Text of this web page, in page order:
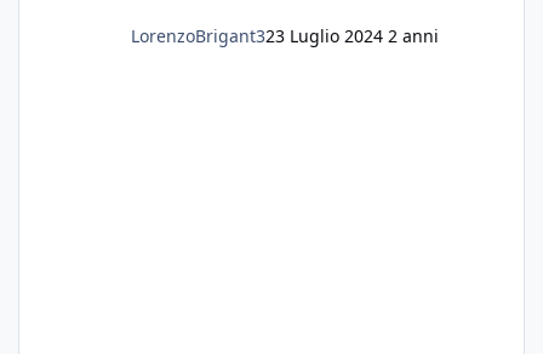
LorenzoBrigant323 Luglio 2024 2 anni